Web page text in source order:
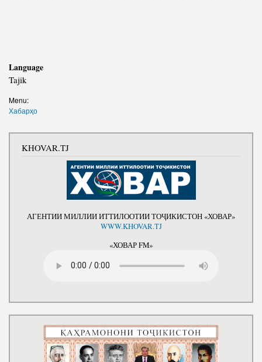
Language
Tajik
Menu:
Хабарҳо
KHOVAR.TJ
АГЕНТИИ МИЛЛИИ ИТТИЛООТИИ ТОҶИКИСТОН «ХОВАР»
WWW.KHOVAR.TJ
«ХОВАР FM»